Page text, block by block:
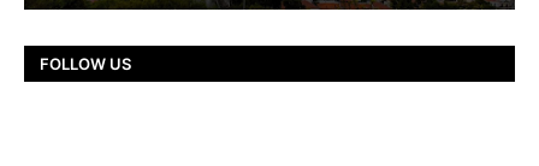
FOLLOW US